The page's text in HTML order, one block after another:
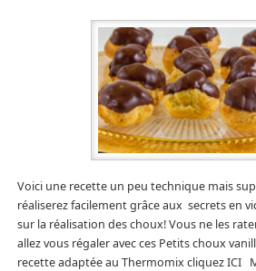
Voici une recette un peu technique mais
réaliserez facilement grâce aux secrets en
sur la réalisation des choux! Vous ne les
allez vous régaler avec ces Petits choux
recette adaptée au Thermomix cliquez ICI